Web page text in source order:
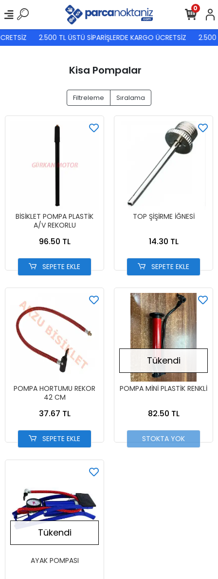
2.500 TL ÜSTÜ SİPARİŞLERDE KARGO ÜCRETSİZ 2.500
0
Kisa Pompalar
Filtreleme Sıralama
BİSİKLET POMPA PLASTİK
A/V REKORLU
96.50 TL
SEPETE EKLE
TOP ŞİŞİRME İĞNESİ
14.30 TL
SEPETE EKLE
POMPA HORTUMU REKOR
42 CM
37.67 TL
SEPETE EKLE
Tükendi
POMPA MİNİ PLASTİK RENKLİ
82.50 TL
STOKTA YOK
Tükendi
AYAK POMPASI